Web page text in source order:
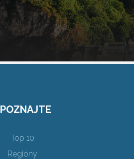
Top 10
Regióny